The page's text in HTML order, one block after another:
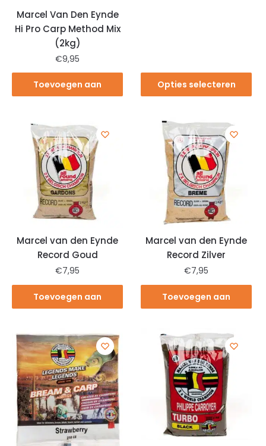
Marcel Van Den Eynde
Hi Pro Carp Method Mix
(2kg)
€9,95
Toevoegen aan
Opties selecteren
Marcel van den Eynde
Record Goud
€7,95
Toevoegen aan
Marcel van den Eynde
Record Zilver
€7,95
Toevoegen aan